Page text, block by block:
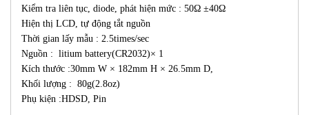
Kiểm tra liên tục, diode, phát hiện mức : 50Ω ±40Ω
Hiện thị LCD, tự động tắt nguồn
Thời gian lấy mẫu : 2.5times/sec
Nguồn : litium battery(CR2032)× 1
Kích thước :30mm W × 182mm H × 26.5mm D,
Khối lượng : 80g(2.8oz)
Phụ kiện :HDSD, Pin